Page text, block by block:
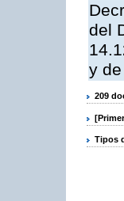
del
y
209
Tipos